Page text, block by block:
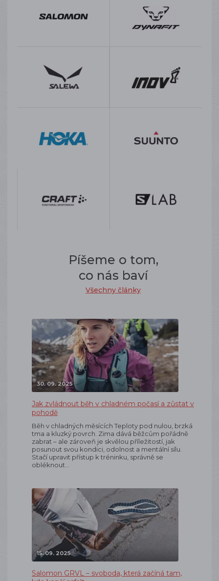
Píšeme o tom,
co nás baví
Všechny články
30. 09. 2025
Jak zvládnout běh v chladném počasí a zůstat v
pohodě
Běh v chladných měsících Teploty pod nulou, brzká
tma a kluzký povrch. Zima dává běžcům pořádně
zabrat – ale zároveň je skvělou příležitostí, jak
posunout svou kondici, odolnost a mentální sílu.
Stačí upravit přístup k tréninku, správně se
obléknout…
15. 09. 2025
Salomon GRVL – svoboda, která začíná tam,